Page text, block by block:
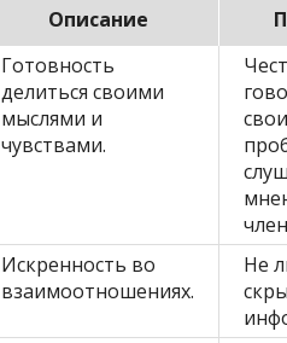
Описание
Готовность
делиться своими
мыслями и
чувствами.
Искренность во
взаимоотношениях.
Не